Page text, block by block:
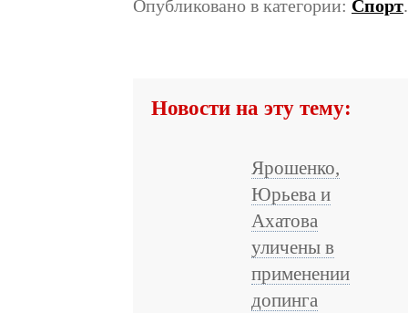
Опубликовано в категории: Спорт
Новости на эту тему:
Ярошенко,
Юрьева и
Ахатова
уличены в
применении
допинга